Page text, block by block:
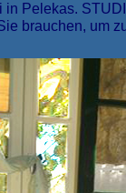
in Pelekas.
brauchen, um